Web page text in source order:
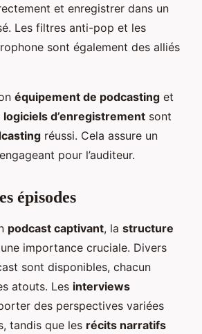
et enregistrer dans un
Les filtres anti-pop et les
sont également des alliés
équipement de podcasting et
logiciels d’enregistrement sont
réussi. Cela assure un
pour l’auditeur.
épisodes
podcast captivant, la structure
importance cruciale. Divers
sont disponibles, chacun
atouts. Les interviews
des perspectives variées
tandis que les récits narratifs